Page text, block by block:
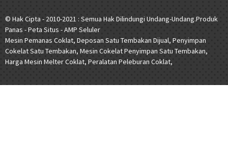
© Hak Cipta - 2010-2021 : Semua Hak Dilindungi Undang-Undang.Produk
Panas -Peta Situs -AMP Seluler
Mesin Pemanas Coklat, Deposan Satu Tembakan Dijual, Penyimpan
Cokelat Satu Tembakan, Mesin Cokelat Penyimpan Satu Tembakan,
Harga Mesin Melter Coklat, Peralatan Peleburan Coklat,